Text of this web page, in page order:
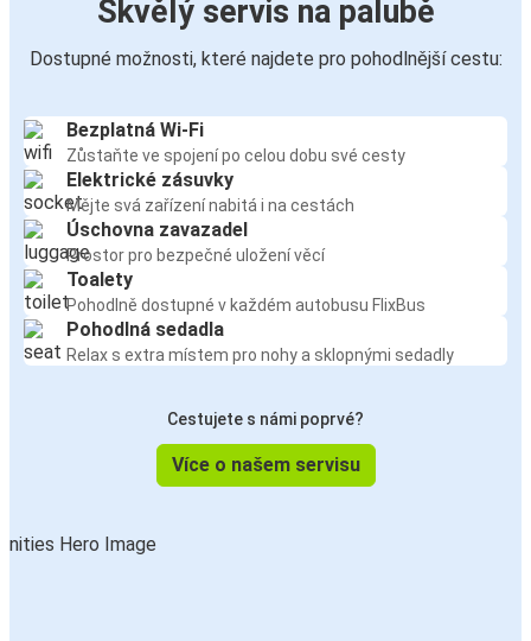
Skvělý servis na palubě
Dostupné možnosti, které najdete pro pohodlnější cestu:
Bezplatná Wi-Fi
Zůstaňte ve spojení po celou dobu své cesty
Elektrické zásuvky
Mějte svá zařízení nabitá i na cestách
Úschovna zavazadel
Prostor pro bezpečné uložení věcí
Toalety
Pohodlně dostupné v každém autobusu FlixBus
Pohodlná sedadla
Relax s extra místem pro nohy a sklopnými sedadly
Cestujete s námi poprvé?
Více o našem servisu